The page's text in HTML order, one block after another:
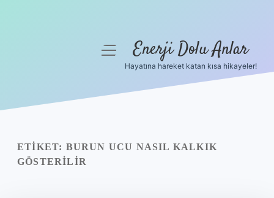
Yasal Uyarı
menüyüEnerji Dolu Anlar
Hayatına hareket katan kısa hikayeler!
ETIKET: BURUN UCU NASIL KALKIK
GÖSTERILIR